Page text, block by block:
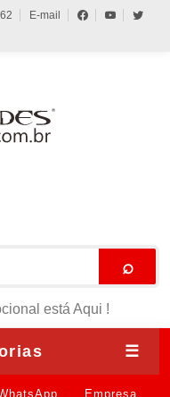
E-mail
⌕
está Aqui !
☰
Empresa